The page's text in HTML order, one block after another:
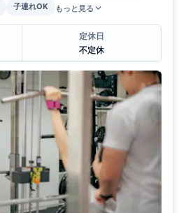
子連れOK もっと見る
定休日
不定休